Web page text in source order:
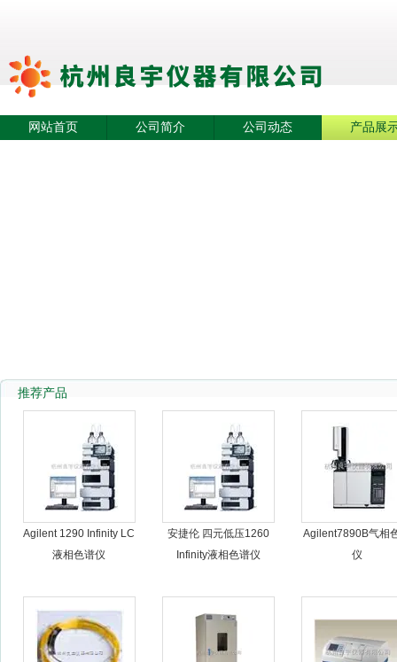
杭州良宇仪器有限公司
网站首页 公司简介 公司动态 产品展
推荐产品
Agilent 1290 Infinity LC
液相色谱仪
安捷伦 四元低压1260
Infinity液相色谱仪
Agilent7890B气相
仪